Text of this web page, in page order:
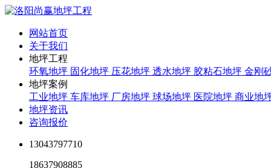
网站首页
关于我们
地坪工程
环氧地坪 固化地坪 压花地坪 透水地坪 胶粘石地坪 金刚
地坪案例
工业地坪 车库地坪 厂房地坪 球场地坪 医院地坪 商业地
地坪资讯
咨询报价
13043797710
18637908885